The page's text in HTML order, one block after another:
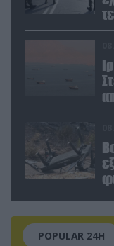
POPULAR 24H